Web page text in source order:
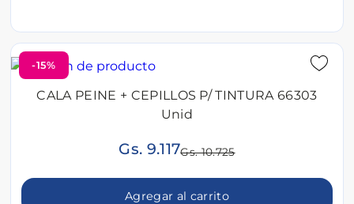
-15%
CALA PEINE + CEPILLOS P/ TINTURA 66303
Unid
Gs. 9.117Gs. 10.725
Agregar al carrito